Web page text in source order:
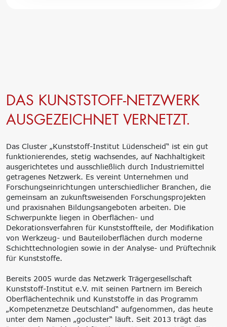
DAS KUNSTSTOFF-NETZWERK
AUSGEZEICHNET VERNETZT.
Das Cluster „Kunststoff-Institut Lüdenscheid“ ist ein gut
funktionierendes, stetig wachsendes, auf Nachhaltigkeit
ausgerichtetes und ausschließlich durch Industriemittel
getragenes Netzwerk. Es vereint Unternehmen und
Forschungseinrichtungen unterschiedlicher Branchen, die
gemeinsam an zukunftsweisenden Forschungsprojekten
und praxisnahen Bildungsangeboten arbeiten. Die
Schwerpunkte liegen in Oberflächen- und
Dekorationsverfahren für Kunststoffteile, der Modifikation
von Werkzeug- und Bauteiloberflächen durch moderne
Schichttechnologien sowie in der Analyse- und Prüftechnik
für Kunststoffe.
Bereits 2005 wurde das Netzwerk Trägergesellschaft
Kunststoff-Institut e.V. mit seinen Partnern im Bereich
Oberflächentechnik und Kunststoffe in das Programm
„Kompetenznetze Deutschland“ aufgenommen, das heute
unter dem Namen „gocluster“ läuft. Seit 2013 trägt das